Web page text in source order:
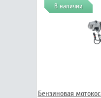
В наличии
Бензиновая